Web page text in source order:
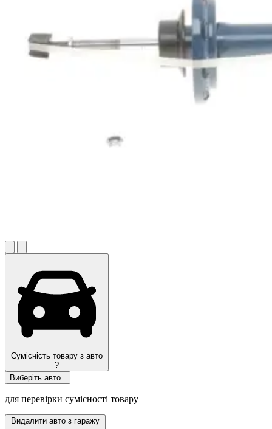
Сумісність товару з авто
?
Виберіть авто
для перевірки сумісності товару
Видалити авто з гаражу